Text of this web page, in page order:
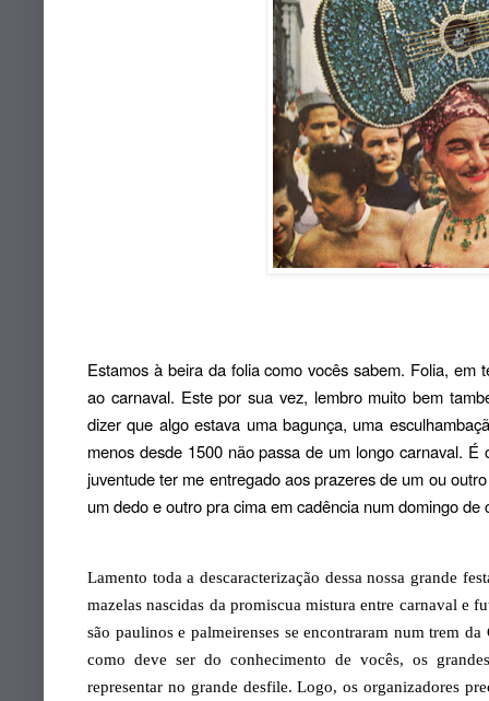
Estamos à beira da folia como vocês sabem. Folia,
ao carnaval. Este por sua vez, lembro muito bem
dizer que algo estava uma bagunça, uma
menos desde 1500 não passa de um longo carnaval.
juventude ter me entregado aos prazeres de um ou
um dedo e outro pra cima em cadência num domingo
Lamento toda a descaracterização dessa nossa grande
mazelas nascidas da promiscua mistura entre carnaval e
são paulinos e palmeirenses se encontraram num trem
como deve ser do conhecimento de vocês, os
representar no grande desfile. Logo, os organizadores